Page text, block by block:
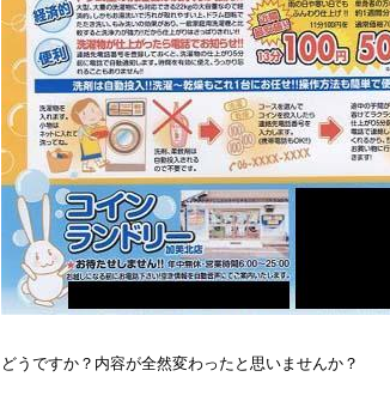
どうですか？内容が全然変わったと思いませんか？